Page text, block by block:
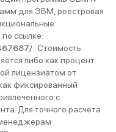
для ЭВМ, реестровая
ссылке:
. Стоимость
либо как процент
лицензиатом от
фиксированный
с
Для точного расчета